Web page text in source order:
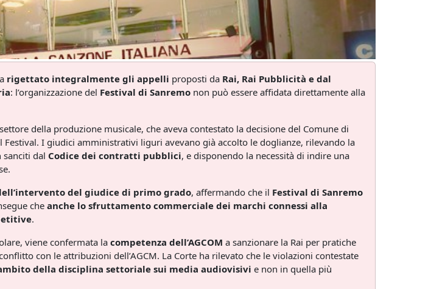
rigettato integralmente gli appelli proposti da Rai, Rai Pubblicità e dal
: l’organizzazione del Festival di Sanremo non può essere affidata direttamente alla
della produzione musicale, che aveva contestato la decisione del Comune di
Festival. I giudici amministrativi liguri avevano già accolto le doglianze, rilevando la
sanciti dal Codice dei contratti pubblici, e disponendo la necessità di indire una
del giudice di primo grado, affermando che il Festival di Sanremo
che anche lo sfruttamento commerciale dei marchi connessi alla
.
viene confermata la competenza dell’AGCOM a sanzionare la Rai per pratiche
con le attribuzioni dell’AGCM. La Corte ha rilevato che le violazioni contestate
della disciplina settoriale sui media audiovisivi e non in quella più